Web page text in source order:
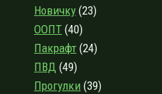
Новичку (23)
ООПТ (40)
Пакрафт (24)
ПВД (49)
Прогулки (39)